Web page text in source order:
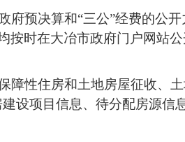
预决算和“三公”经费的公
按时在大冶市政府门户网站
障性住房和土地房屋征收、
设项目信息、待分配房源